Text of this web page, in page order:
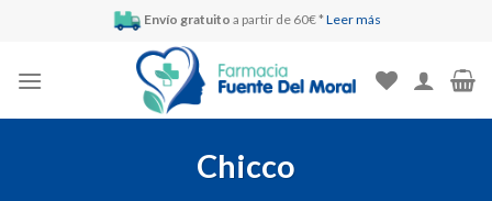
Envío gratuito a partir de 60€ * Leer más
Chicco